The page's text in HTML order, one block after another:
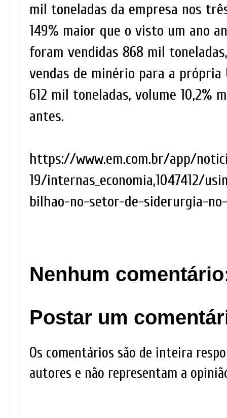
mil toneladas da empresa nos
149% maior que o visto um ano
foram vendidas 868 mil
vendas de minério para a própria
612 mil toneladas, volume 10,2%
antes.
https://www.em.com.br/app/
19/internas_economia,1047412/
bilhao-no-setor-de-siderurgia-
Nenhum
Postar um
Os comentários são de inteira
autores e não representam a